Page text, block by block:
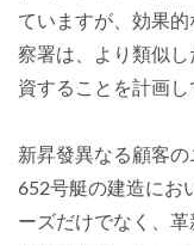
ていますが、効果
察署は、より類似
資することを計画し
新昇發異なる顧客
652号艇の建造にお
ーズだけでなく、